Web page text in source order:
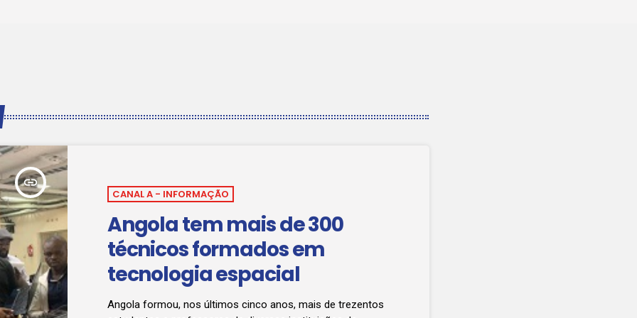
insert_link
CANAL A - INFORMAÇÃO
Angola tem mais de 300
técnicos formados em
tecnologia espacial
Angola formou, nos últimos cinco anos, mais de trezentos